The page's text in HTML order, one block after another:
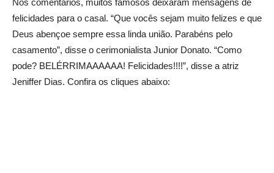
Nos comentários, muitos famosos deixaram mensagens de
felicidades para o casal. “Que vocês sejam muito felizes e que
Deus abençoe sempre essa linda união. Parabéns pelo
casamento”, disse o cerimonialista Junior Donato. “Como
pode? BELÉRRIMAAAAAA! Felicidades!!!!”, disse a atriz
Jeniffer Dias. Confira os cliques abaixo: